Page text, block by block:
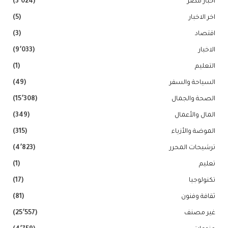
اخبار مصر (3٬024)
اخر الاخبار (5)
اقتصاد (3)
الاخبار (9٬033)
التعليم (1)
السياحة والسفر (49)
الصحة والجمال (15٬308)
المال والأعمال (349)
الموضة والأزياء (315)
ترشيحات المحرر (4٬823)
تعليم (1)
تكنولوجيا (17)
ثقافة وفنون (81)
غير مصنف (25٬557)